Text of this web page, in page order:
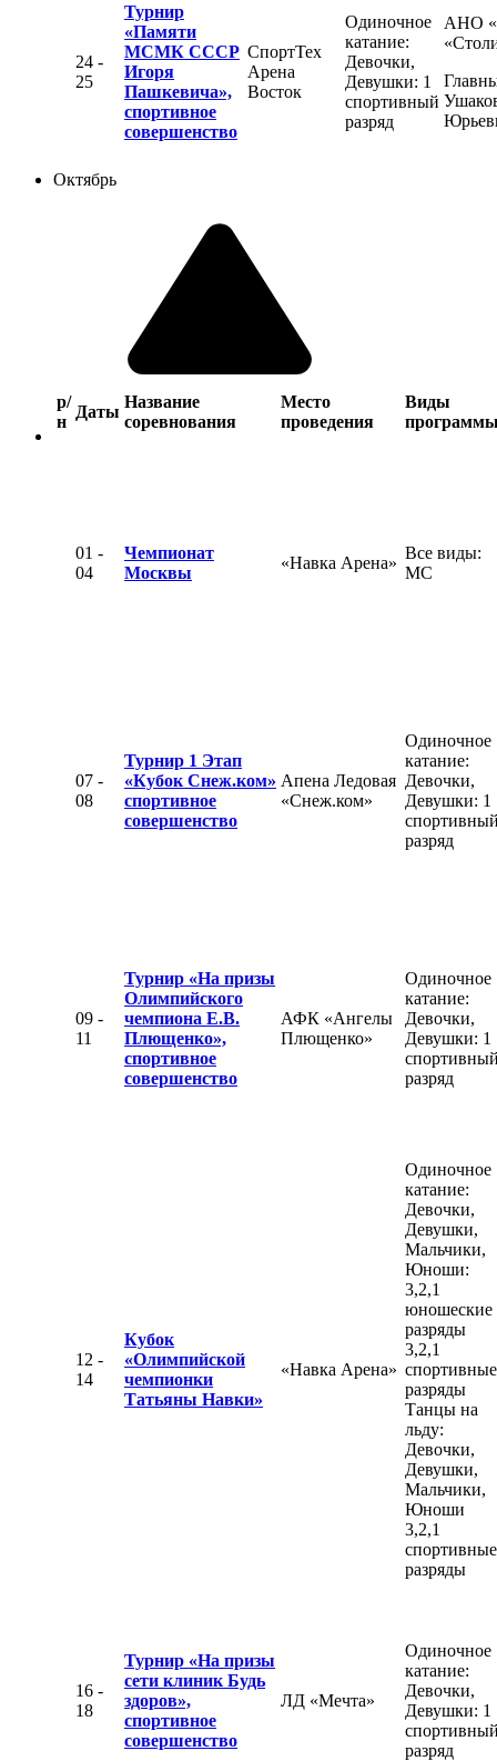
24 -
25
Турнир
«Памяти
МСМК СССР
Игоря
Пашкевича»,
спортивное
совершенство
СпортТех
Арена
Восток
Одиночное
катание:
Девочки,
Девушки: 1
спортивный
разряд
АНО
Октябрь
р/
н
Даты
Название
соревнования
Место
проведения
Виды
01 -
04
Чемпионат
Москвы
«Навка Арена»
Все виды:
МС
07 -
08
Турнир 1 Этап
«Кубок Снеж.ком»
спортивное
совершенство
Апена Ледовая
«Снеж.ком»
Одиночное
катание:
Девочки,
Девушки: 1
разряд
09 -
11
Турнир «На призы
Олимпийского
чемпиона Е.В.
Плющенко»,
спортивное
совершенство
АФК «Ангелы
Плющенко»
Одиночное
катание:
Девочки,
Девушки: 1
разряд
12 -
14
Кубок
«Олимпийской
чемпионки
Татьяны Навки»
«Навка Арена»
Одиночное
катание:
Девочки,
Девушки,
Мальчики,
Юноши:
3,2,1
юношеские
разряды
3,2,1
спортивные
разряды
Танцы на
льду:
Девочки,
Девушки,
Мальчики,
Юноши
3,2,1
спортивные
разряды
16 -
18
Турнир «На призы
сети клиник Будь
здоров»,
спортивное
совершенство
ЛД «Мечта»
Одиночное
катание:
Девочки,
Девушки: 1
разряд